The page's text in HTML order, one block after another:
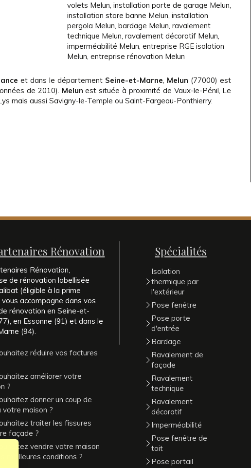
volets Melun,installation porte de garage Melun,
installation store banne Melun,installation
pergola Melun,bardage Melun,ravalement
technique Melun,ravalement décoratif Melun,
imperméabilité Melun,entreprise RGE isolation
Melun,entreprise rénovation Melun
et dans le département Seine-et-Marne, Melun (77000) est
de 2010). Melun est située à proximité de Vaux-le-Pénil, Le
mais aussi Savigny-le-Temple ou Saint-Fargeau-Ponthierry.
Rénovation
Rénovation,
de rénovation labellisée
(éligible à la prime
vous accompagne dans vos
rénovation en Seine-et-
en Essonne (91) et dans le
(94).
réduire vos factures
améliorer votre
?
donner un coup de
votre maison ?
traiter les fissures
façade ?
vendre votre maison
meilleures conditions ?
Spécialités
Isolation
thermique par
l'extérieur
Pose fenêtre
Pose porte
d'entrée
Bardage
Ravalement de
façade
Ravalement
technique
Ravalement
décoratif
Imperméabilité
Pose fenêtre de
toit
Pose portail